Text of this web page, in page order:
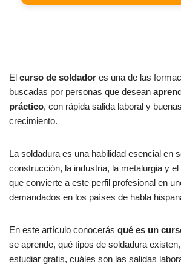
El curso de soldador es una de las
buscadas por personas que desean
práctico, con rápida salida laboral y
crecimiento.
La soldadura es una habilidad esencial en
construcción, la industria, la metalurgia y
que convierte a este perfil profesional en
demandados en los países de habla
En este artículo conocerás qué es un
se aprende, qué tipos de soldadura
estudiar gratis, cuáles son las salidas